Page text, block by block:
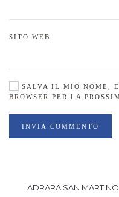
SITO WEB
SALVA IL MIO NOME,
BROWSER PER LA
INVIA COMMENTO
ADRARA SAN MARTINO